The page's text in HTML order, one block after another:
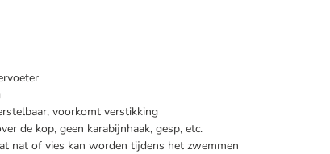
voorkomt verstikking
de kop, geen karabijnhaak, gesp, etc.
nat of vies kan worden tijdens het zwemmen